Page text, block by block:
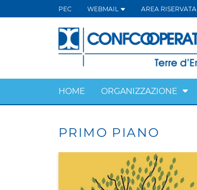
PEC WEBMAIL AREA RISERVATA
HOME ORGANIZZAZIONE
PRIMO PIANO